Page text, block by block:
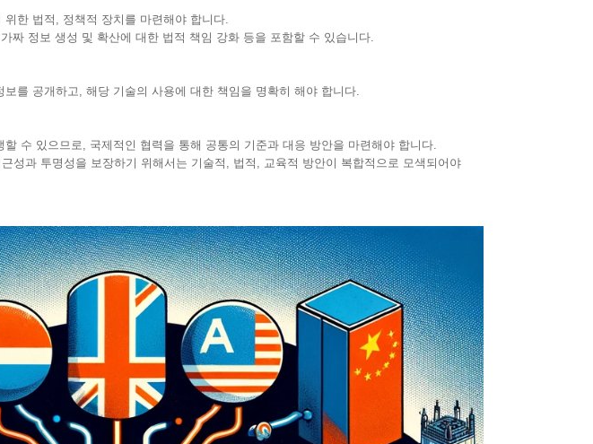
한 법적, 정책적 장치를 마련해야 합니다.
정보 생성 및 확산에 대한 법적 책임 강화 등을 포함할 수 있습니다.
공개하고, 해당 기술의 사용에 대한 책임을 명확히 해야 합니다.
수 있으므로, 국제적인 협력을 통해 공통의 기준과 대응 방안을 마련해야 합니다.
과 투명성을 보장하기 위해서는 기술적, 법적, 교육적 방안이 복합적으로 모색되어야